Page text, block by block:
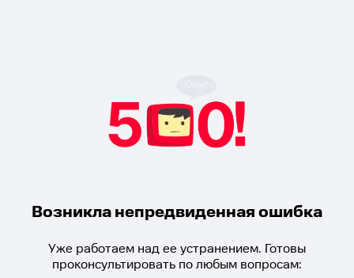
Возникла непредвиденная ошибка
Уже работаем над ее устранением. Готовы
проконсультировать по любым вопросам: